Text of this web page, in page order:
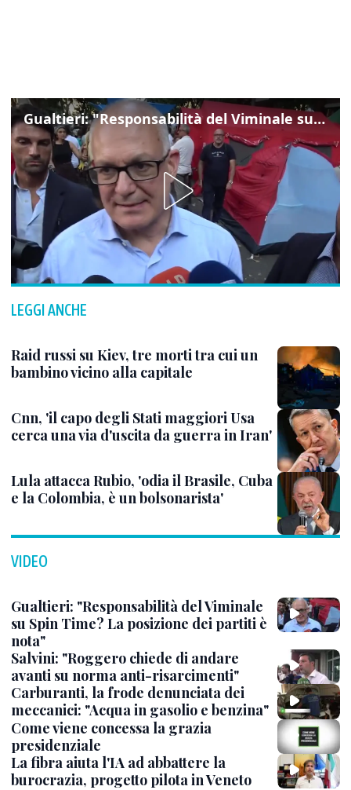
Gualtieri: "Responsabilità del Viminale su Spin Time? La posizione dei partiti è nota"
LEGGI ANCHE
Raid russi su Kiev, tre morti tra cui un
bambino vicino alla capitale
Cnn, 'il capo degli Stati maggiori Usa
cerca una via d'uscita da guerra in Iran'
Lula attacca Rubio, 'odia il Brasile, Cuba
e la Colombia, è un bolsonarista'
VIDEO
Gualtieri: "Responsabilità del Viminale
su Spin Time? La posizione dei partiti è
nota"
Salvini: "Roggero chiede di andare
avanti su norma anti-risarcimenti"
Carburanti, la frode denunciata dei
meccanici: "Acqua in gasolio e benzina"
Come viene concessa la grazia
presidenziale
La fibra aiuta l'IA ad abbattere la
burocrazia, progetto pilota in Veneto